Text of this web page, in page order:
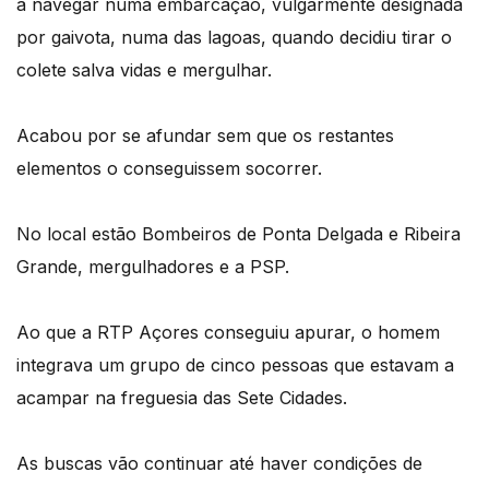
por gaivota, numa das lagoas, quando decidiu tirar o
colete salva vidas e mergulhar.
Acabou por se afundar sem que os restantes
elementos o conseguissem socorrer.
No local estão Bombeiros de Ponta Delgada e Ribeira
Grande, mergulhadores e a PSP.
Ao que a RTP Açores conseguiu apurar, o homem
integrava um grupo de cinco pessoas que estavam a
acampar na freguesia das Sete Cidades.
As buscas vão continuar até haver condições de